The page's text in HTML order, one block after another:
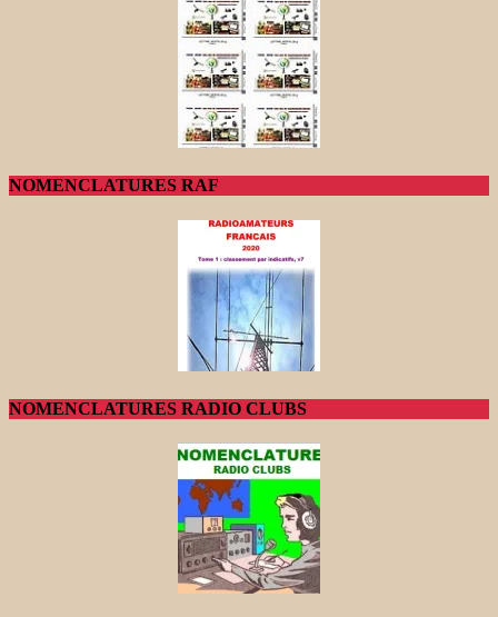
NOMENCLATURES RAF
NOMENCLATURES RADIO CLUBS